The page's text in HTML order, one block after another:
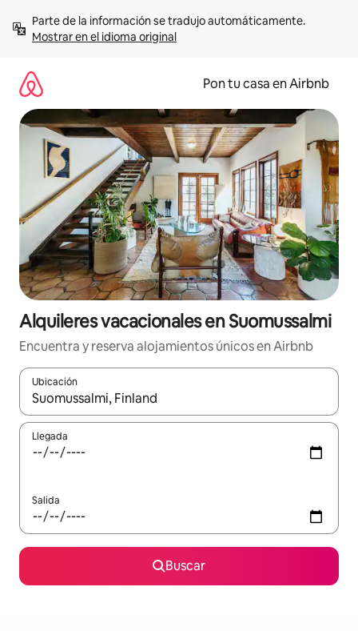
contenidoMostrar en el idioma original
Pon tu casa en Airbnb
Alquileres vacacionales en Suomussalmi
Encuentra y reserva alojamientos únicos en Airbnb
Ubicación
Cuando los resultados estén disponibles, navega con las
Llegada
Salida
Buscar